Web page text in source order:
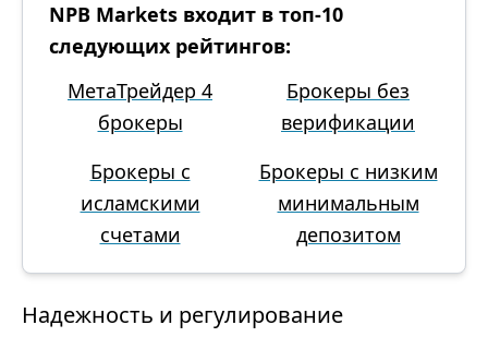
NPB Markets входит в топ-10
следующих рейтингов:
МетаТрейдер 4
брокеры
Брокеры без
верификации
Брокеры с
исламскими
счетами
Брокеры с низким
минимальным
депозитом
Надежность и регулирование